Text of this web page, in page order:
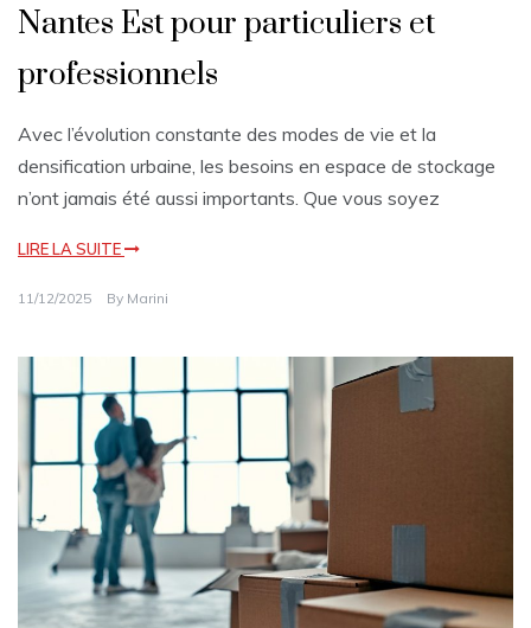
Nantes Est pour particuliers et
professionnels
Avec l’évolution constante des modes de vie et la
densification urbaine, les besoins en espace de stockage
n’ont jamais été aussi importants. Que vous soyez
LIRE LA SUITE
11/12/2025 By Marini